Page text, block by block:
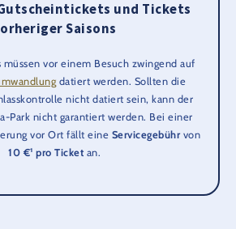
und Tickets
Saisons
vor einem Besuch zwingend auf
datiert werden. Sollten die
nicht datiert sein, kann der
Park nicht garantiert werden. Bei einer
vor Ort fällt eine Servicegebührvon
10 €¹ pro Ticket an.